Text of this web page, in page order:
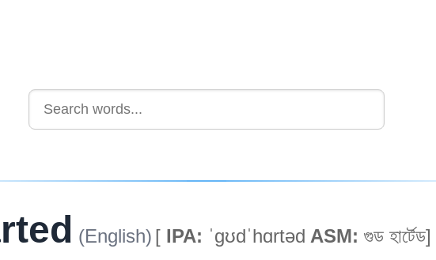
(English) [ IPA: ˈgʊdˈhɑrtəd ASM: গুড হাৰ্টেড]